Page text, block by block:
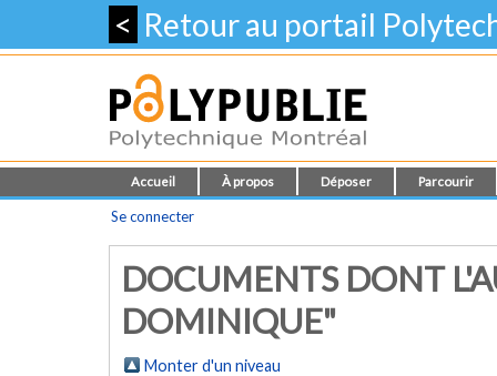
< Retour au portail
Accueil À propos Déposer Parcourir
Se connecter
DOCUMENTS DONT
DOMINIQUE"
Monter d'un niveau